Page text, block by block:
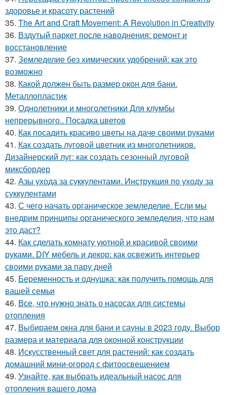
здоровье и красоту растений
35. The Art and Craft Movement: A Revolution in Creativity
36. Вздутый паркет после наводнения: ремонт и
восстановление
37. Земледелие без химических удобрений: как это
возможно
38. Какой должен быть размер окон для бани.
Металлопластик
39. Однолетники и многолетники Для клумбы
непрерывного.. Посадка цветов
40. Как посадить красиво цветы на даче своими руками
41. Как создать луговой цветник из многолетников.
Дизайнерский луг: как создать сезонный луговой
миксбордер
42. Азы ухода за суккулентами. Инструкция по уходу за
суккулентами
43. С чего начать органическое земледелие. Если мы
внедрим принципы органического земледелия, что нам
это даст?
44. Как сделать комнату уютной и красивой своими
руками. DIY мебель и декор: как освежить интерьер
своими руками за пару дней
45. Беременность и однушка: как получить помощь для
вашей семьи
46. Все, что нужно знать о насосах для системы
отопления
47. Выбираем окна для бани и сауны в 2023 году. Выбор
размера и материала для оконной конструкции
48. Искусственный свет для растений: как создать
домашний мини-огород с фитоосвещением
49. Узнайте, как выбрать идеальный насос для
отопления вашего дома